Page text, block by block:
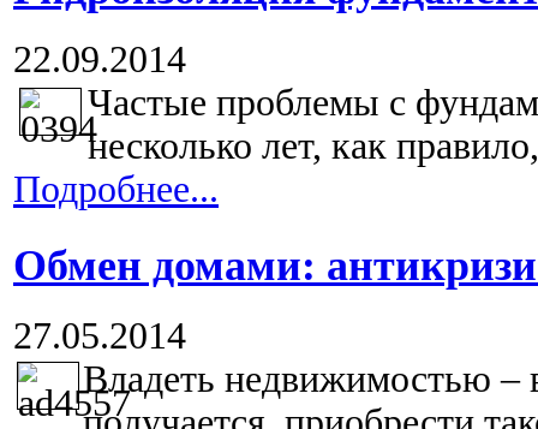
22.09.2014
Частые проблемы с
несколько лет, как
Подробнее...
Обмен домами:
27.05.2014
Владеть недвижимостью –